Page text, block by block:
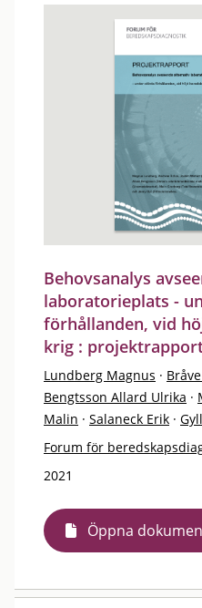
Behovsanalys
laboratorieplats -
förhållanden, vid
krig :
Lundberg Magnus ·
Bengtsson Allard Ulrika ·
Malin · Salaneck Erik ·
Forum för
2021
Öppna